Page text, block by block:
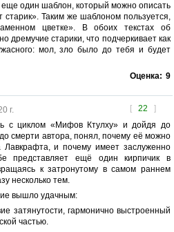
один шаблон, который можно описать
старик». Таким же шаблоном пользуется,
цветке». В обоих текстах об
дремучие старики, что подчеркивает как
мол, зло было до тебя и будет
Оценка: 9
[ 22 ]
г.
с циклом «Мифов Ктулху» и дойдя до
смерти автора, понял, почему её можно
Лавкрафта, и почему имеет заслуженно
представляет ещё один кирпичик в
к затронутому в самом раннем
несколько тем.
вышло удачным:
затянутости, гармонично выстроенный
частью.